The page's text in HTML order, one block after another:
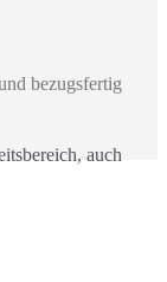
bezugsfertig
auch
und Ad-